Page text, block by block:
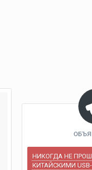
НИКОГДА НЕ
КИТАЙСКИМИ